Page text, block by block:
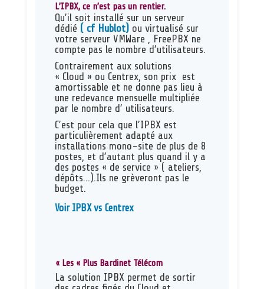
L’IPBX, ce n’est pas un rentier.
Qu’il soit installé sur un serveur
dédié ( cf Hublot)ou virtualisé sur
votre serveur VMWare , FreePBX ne
compte pas le nombre d’utilisateurs.
Contrairement aux solutions
« Cloud » ou Centrex, son prix est
amortissable et ne donne pas lieu à
une redevance mensuelle multipliée
par le nombre d’ utilisateurs.
C’est pour cela que l’IPBX est
particulièrement adapté aux
installations mono-site de plus de 8
postes, et d’autant plus quand il y a
des postes « de service » ( ateliers,
dépôts…).Ils ne grèveront pas le
budget.
Voir IPBX vs Centrex
« Les « Plus Bardinet Télécom
La solution IPBX permet de sortir